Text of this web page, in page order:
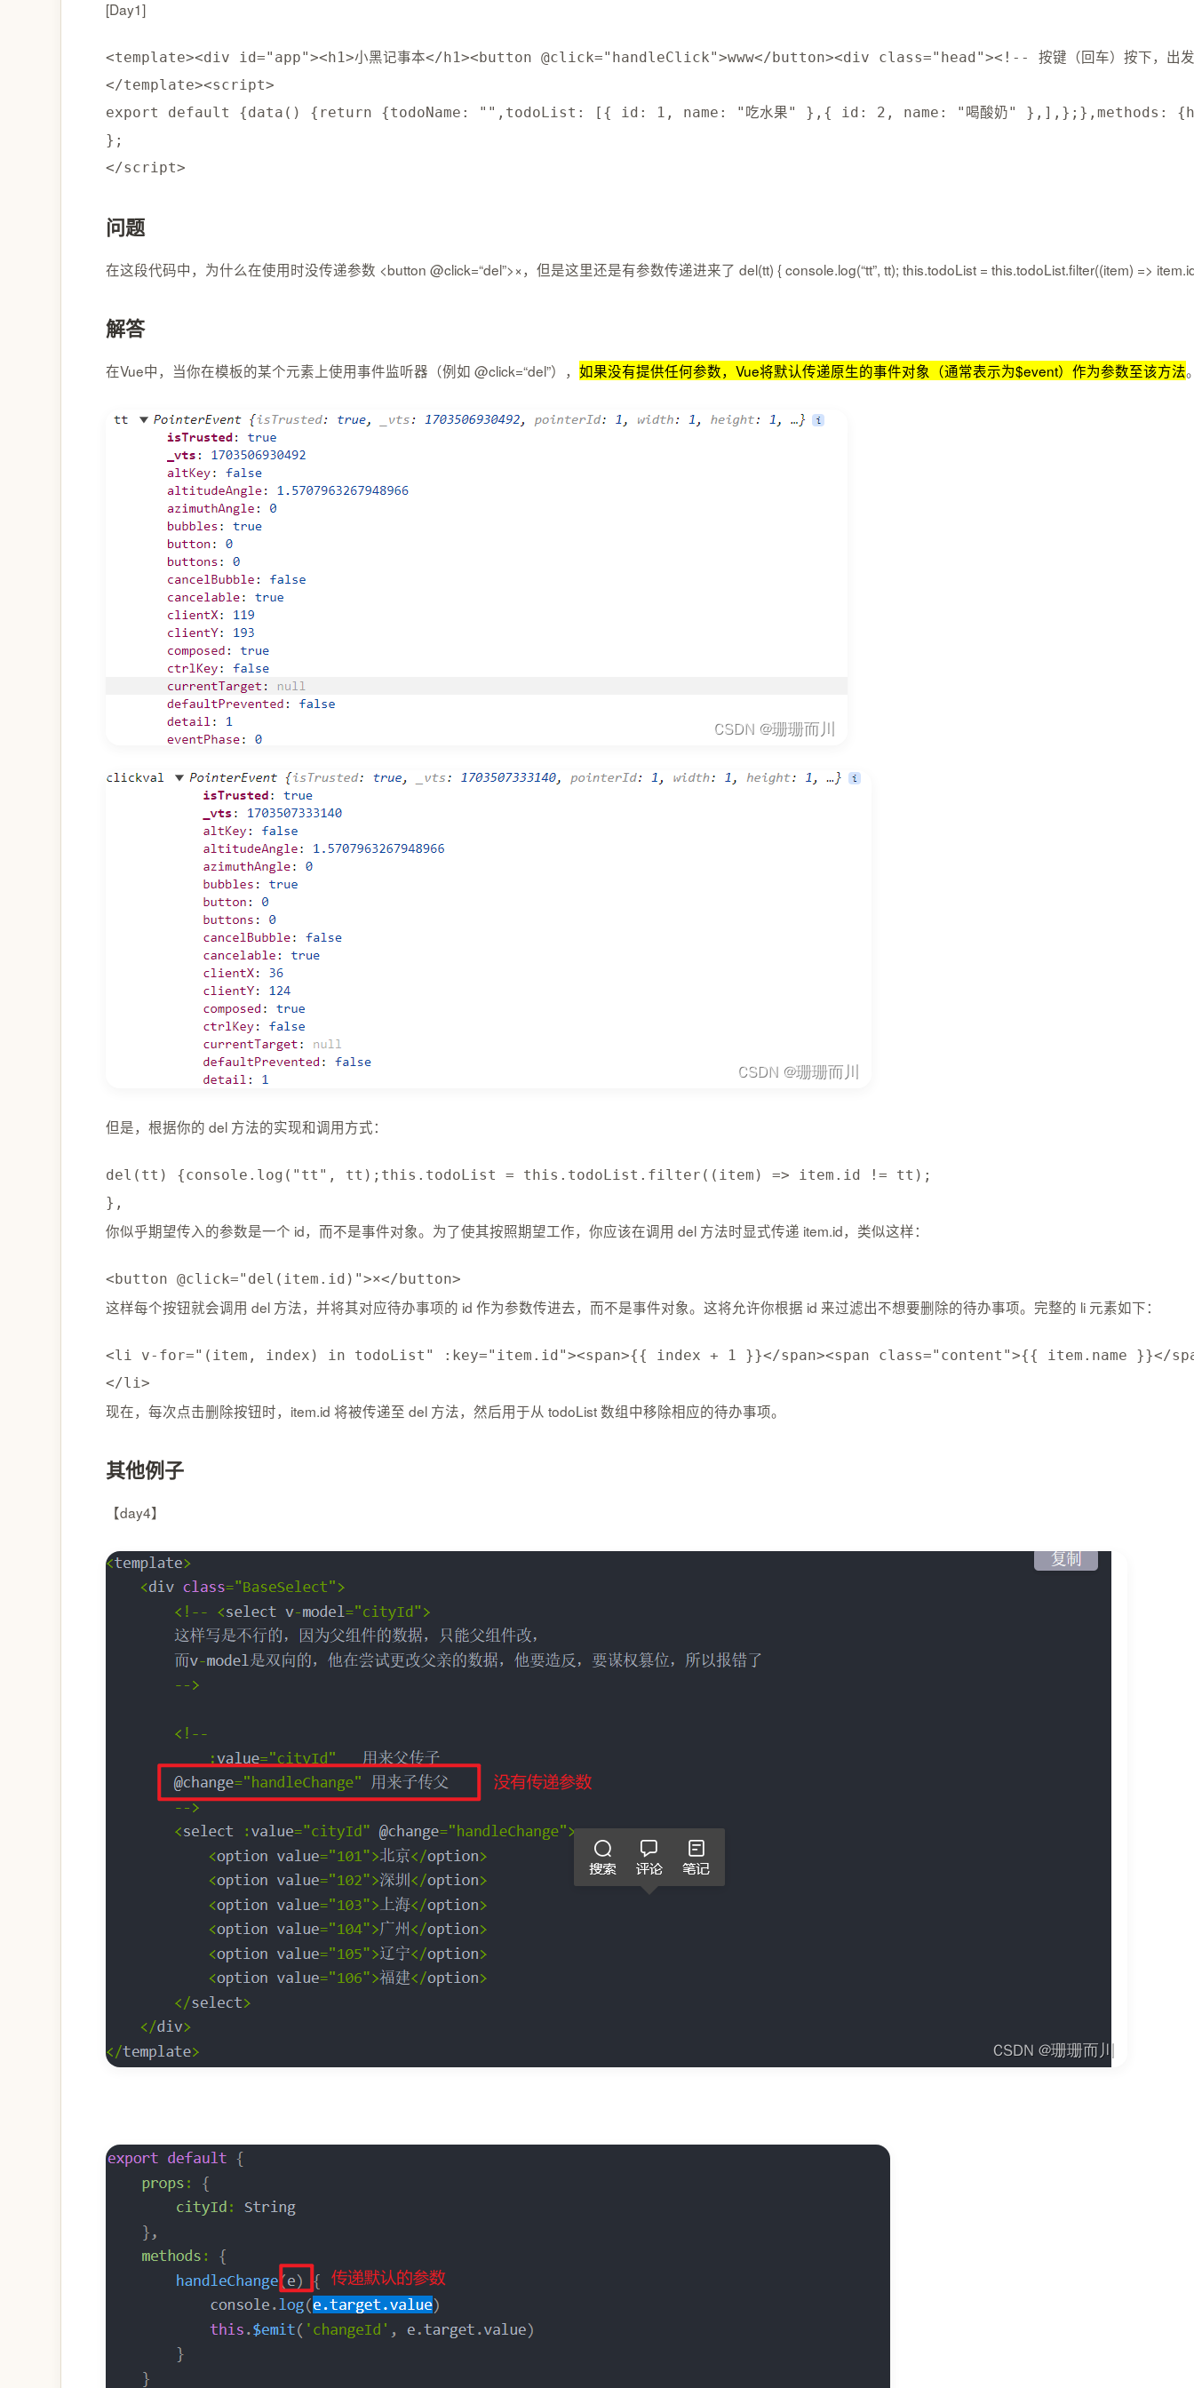
[Day1]
<template><div id="app">< h1>小黑记事本</ h1>< button @click="handleClick">www</ button><div class="head">< ! --
按键（回车）按下，
</template><script>
export
default {data ( ) { return {todoName : "" , todoList : [ { id : 1 , name : "吃水果" } , { id : 2 , name : "喝酸奶" } , ] , } ; } , methods : {
} ;
</script>
问题
在这段代码中，为什么在使用时没传递参数 <button @click=“del”>×，但是这里还是有参数传递进来了 del(tt) { console.log(“tt”, tt); this.todoList = this.todoList.filter((item) =>
解答
在Vue中，当你在模板的某个元素上使用事件监听器（例如 @click=“del”）， 如果没有提供任何参数，Vue将默认传递原生的事件对象（通常表示为$event）作为参数至该方法
但是，根据你的 del 方法的实现和调用方式：
del ( tt ) {console . log ( "tt" , tt ) ; this . todoList = this . todoList . filter ( ( item ) => item . id != tt ) ;
} ,
你似乎期望传入的参数是一个 id，而不是事件对象。为了使其按照期望工作，你应该在调用 del 方法时显式传递 item.id，类似这样：
< button @click="del(item.id)">×</ button>
这样每个按钮就会调用 del 方法，并将其对应待办事项的 id 作为参数传进去，而不是事件对象。这将允许你根据 id 来过滤出不想要删除的待办事项。完整的 li 元素如下：
<li v- for="(item, index) in todoList" : key="item.id"><span>{{ index + 1 }}</span><span class="content">{{ item . name }}</
</li>
现在，每次点击删除按钮时，item.id 将被传递至 del 方法，然后用于从 todoList 数组中移除相应的待办事项。
其他例子
【day4】